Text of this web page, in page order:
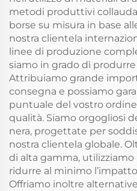
metodi produttivi
borse su misura in base
nostra clientela
linee di produzione
siamo in grado di
Attribuiamo grande
consegna e possiamo
puntuale del vostro
qualità. Siamo orgogliosi
nera, progettate per
nostra clientela globale.
di alta gamma,
ridurre al minimo
Offriamo inoltre